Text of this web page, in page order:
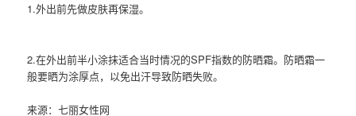
1.外出前先做皮肤再保湿。
2.在外出前半小涂抹适合当时情况的SPF指数的防晒霜。防晒霜一
般要晒为涂厚点，以免出汗导致防晒失败。
来源：七丽女性网